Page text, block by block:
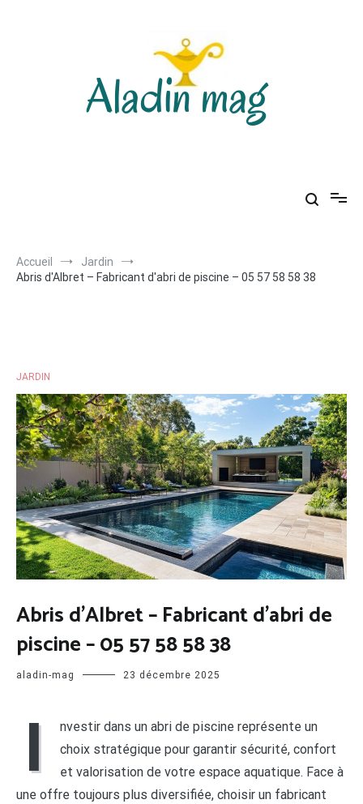
Accueil
Jardin
Abris d'Albret – Fabricant d'abri de piscine – 05 57 58 58 38
JARDIN
Abris d'Albret – Fabricant d'abri de
piscine – 05 57 58 58 38
aladin-mag 23 décembre 2025
I
nvestir dans un abri de piscine représente un
choix stratégique pour garantir sécurité, confort
et valorisation de votre espace aquatique. Face à
une offre toujours plus diversifiée, choisir un fabricant